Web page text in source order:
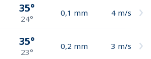
35°
24°
0,1 mm 4 m/s
35°
23°
0,2 mm 3 m/s